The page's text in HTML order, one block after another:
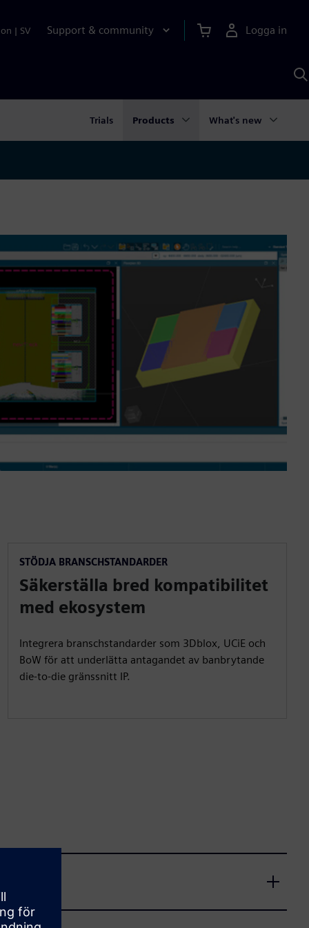
| SV Support & community
Logga in
Trials Products What's new
STÖDJA BRANSCHSTANDARDER
Säkerställa bred kompatibilitet
med ekosystem
Integrera branschstandarder som 3Dblox, UCiE och
BoW för att underlätta antagandet av banbrytande
die-to-die gränssnitt IP.